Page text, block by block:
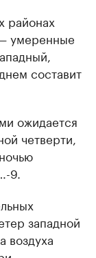
районах
умеренные
составит
ожидается
четверти,
9.
западной
воздуха